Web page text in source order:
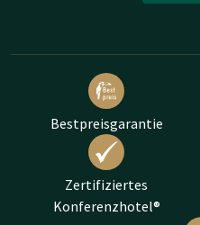
Bestpreisgarantie
Zertifiziertes
Konferenzhotel®